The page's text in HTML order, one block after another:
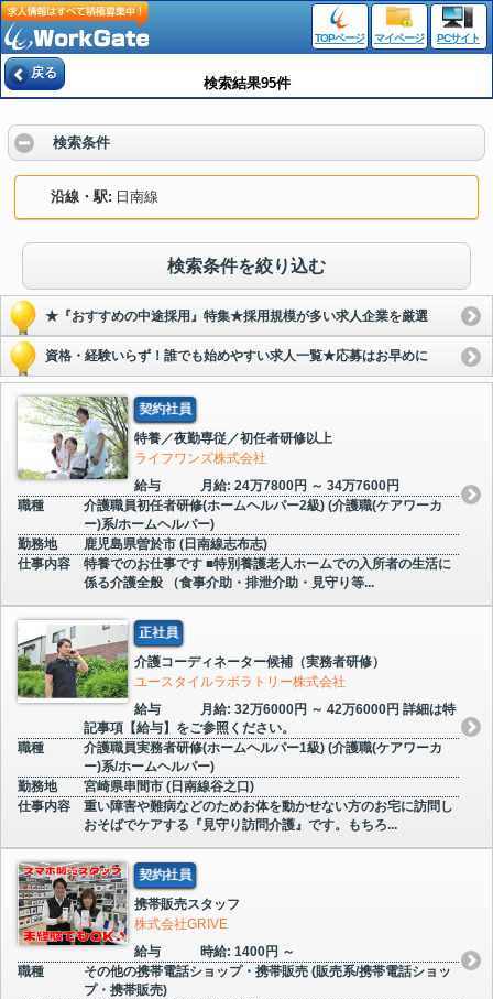
TOPページ マイページ PCサイト
戻る
検索結果95件
検索条件
沿線・駅 日南線
検索条件を絞り込む
★『おすすめの中途採用』特集★採用規模が多い求人企業を厳選
資格・経験いらず！誰でも始めやすい求人一覧★応募はお早めに
契約社員
特養／夜勤専従／初任者研修以上
ライフワンズ株式会社
給与
月給: 24万7800円 ～ 34万7600円
職種
介護職員初任者研修(ホームヘルパー2級) (介護職(ケアワーカ
ー)系/ホームヘルパー)
勤務地
鹿児島県曽於市 (日南線志布志)
仕事内容
特養でのお仕事です ■特別養護老人ホームでの入所者の生活に
係る介護全般 （食事介助・排泄介助・見守り等...
正社員
介護コーディネーター候補（実務者研修）
ユースタイルラボラトリー株式会社
給与
月給: 32万6000円 ～ 42万6000円 詳細は特
記事項【給与】をご参照ください。
職種
介護職員実務者研修(ホームヘルパー1級) (介護職(ケアワーカ
ー)系/ホームヘルパー)
勤務地
宮崎県串間市 (日南線谷之口)
仕事内容
重い障害や難病などのためお体を動かせない方のお宅に訪問し
おそばでケアする『見守り訪問介護』です。もちろ...
契約社員
携帯販売スタッフ
株式会社GRIVE
給与
時給: 1400円 ～
職種
その他の携帯電話ショップ・携帯販売 (販売系/携帯電話ショッ
プ・携帯販売)